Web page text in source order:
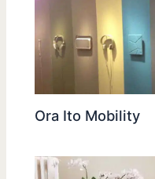
Ora Ito Mobility